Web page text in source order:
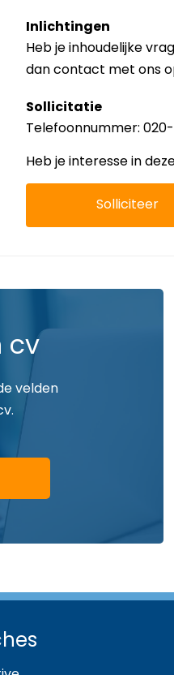
Inlichtingen
Heb je inhoudelijke
dan contact met ons
Sollicitatie
Telefoonnummer:
Heb je interesse in
Solliciteer
cv
velden